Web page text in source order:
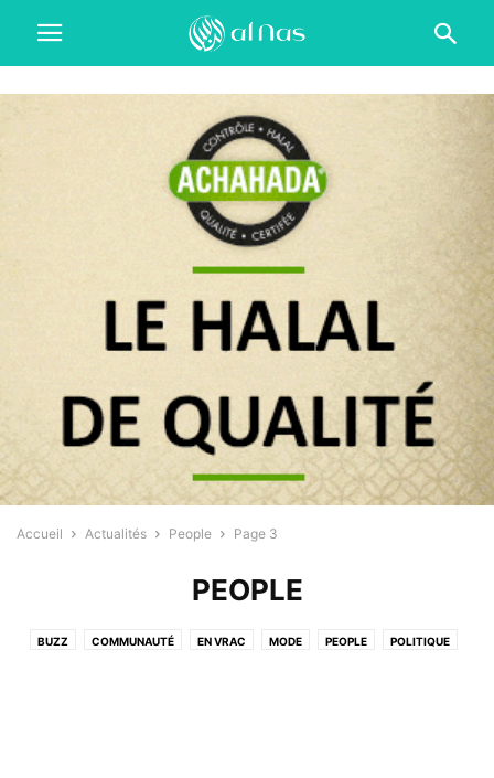
Accueil Actualités People Page 3
PEOPLE
BUZZ COMMUNAUTÉ EN VRAC MODE PEOPLE POLITIQUE